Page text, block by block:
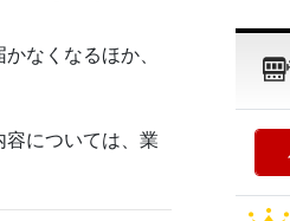
なくなるほか、
については、業